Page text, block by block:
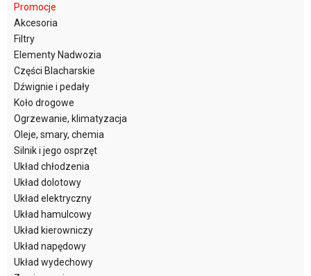
Promocje
Akcesoria
Filtry
Elementy Nadwozia
Części Blacharskie
Dźwignie i pedały
Koło drogowe
Ogrzewanie, klimatyzacja
Oleje, smary, chemia
Silnik i jego osprzęt
Układ chłodzenia
Układ dolotowy
Układ elektryczny
Układ hamulcowy
Układ kierowniczy
Układ napędowy
Układ wydechowy